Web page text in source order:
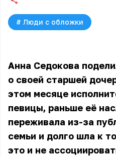
# Люди с обложки
Анна Седокова
о своей старшей
этом месяце
певицы, раньше её
переживала из-за
семьи и долго шла к
это и не